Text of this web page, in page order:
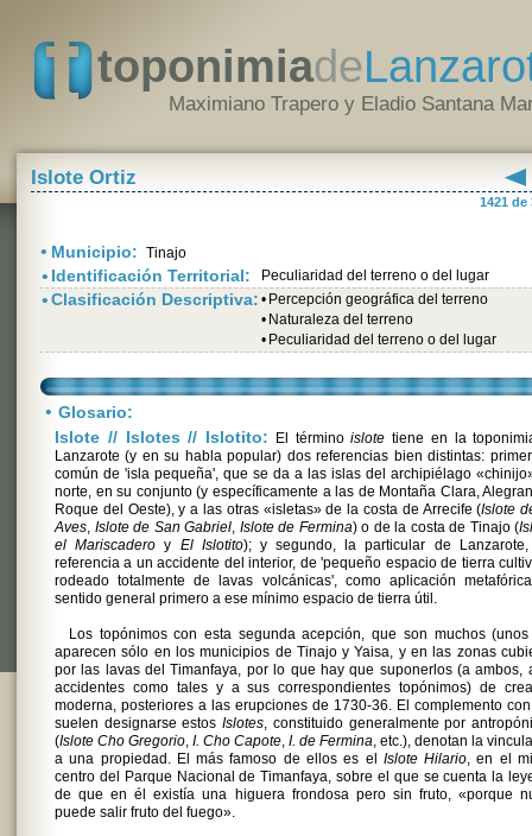
toponimiade
Maximiano Trapero y Eladio Santana
Islote Ortiz
1421 de
• Municipio: Tinajo
• Identificación Territorial: Peculiaridad del terreno o del lugar
•Clasificación Descriptiva: • Percepción geográfica del terreno
• Naturaleza del terreno
• Peculiaridad del terreno o del lugar
• Glosario:
Islote // Islotes // Islotito: El términoislote tiene en la
Lanzarote (y en su habla popular) dos referencias bien distintas:
común de 'isla pequeña', que se da a las islas del archipiélago
norte, en su conjunto (y específicamente a las de Montaña Clara,
Roque del Oeste), y a las otras «isletas» de la costa de Arrecife (Islote
Aves, Islote de San Gabriel, Islote de Fermina) o de la costa de Tinajo (
el Mariscadero y El Islotito); y segundo, la particular de
referencia a un accidente del interior, de 'pequeño espacio de tierra
rodeado totalmente de lavas volcánicas', como aplicación
sentido general primero a ese mínimo espacio de tierra útil.
Los topónimos con esta segunda acepción, que son muchos
aparecen sólo en los municipios de Tinajo y Yaisa, y en las zonas
por las lavas del Timanfaya, por lo que hay que suponerlos (a ambos,
accidentes como tales y a sus correspondientes topónimos) de
moderna, posteriores a las erupciones de 1730-36. El complemento
suelen designarse estosIslotes, constituido generalmente por
(Islote Cho Gregorio, I. Cho Capote, I. de Fermina, etc.), denotan la
a una propiedad. El más famoso de ellos es el Islote Hilario, en el
centro del Parque Nacional de Timanfaya, sobre el que se cuenta la
de que en él existía una higuera frondosa pero sin fruto, «porque
puede salir fruto del fuego».